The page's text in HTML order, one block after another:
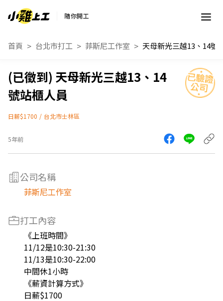
隨你開工
首頁 台北市打工 菲斯尼工作室
天母新光三越13、14
號站櫃人員
日薪$1700 / 台北市士林區
5年前
公司名稱
菲斯尼工作室
打工內容
《上班時間》
11/12是10:30-21:30
11/13是10:30-22:00
中間休1小時
《薪資計算方式》
日薪$1700